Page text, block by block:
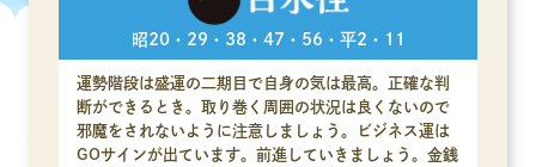
昭20・29・38・47・56・平2・11
運勢階段は盛運の二期目で自身の気は最高。正確な判
断ができるとき。取り巻く周囲の状況は良くないので
邪魔をされないように注意しましょう。ビジネス運は
GOサインが出ています。前進していきましょう。金銭